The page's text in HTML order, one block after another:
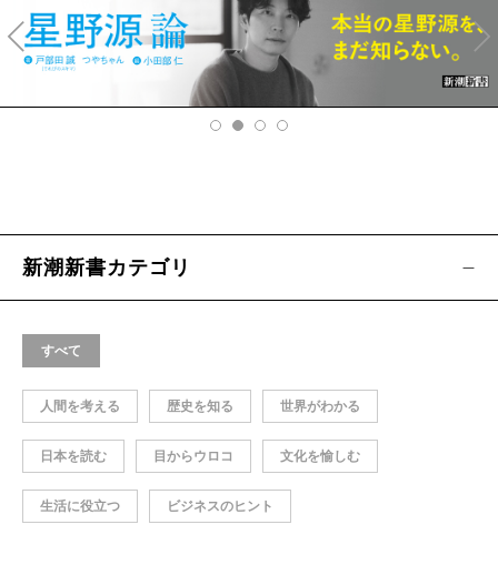
v
Ne
xt
新潮新書カテゴリ
すべて
人間を考える 歴史を知る 世界がわかる
日本を読む 目からウロコ 文化を愉しむ
生活に役立つ ビジネスのヒント